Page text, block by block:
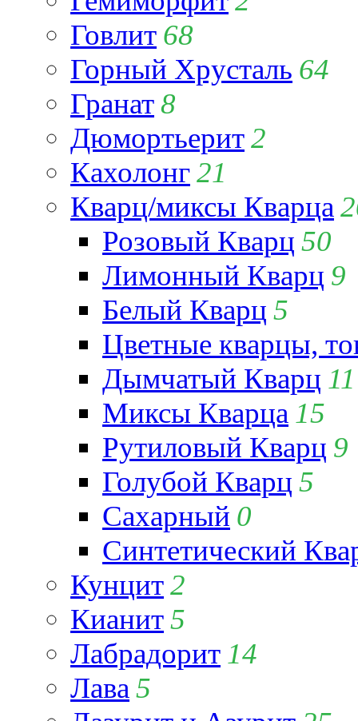
Говлит 68
Горный Хрусталь 64
Гранат8
Дюмортьерит2
Кахолонг21
Кварц/миксы Кварца
Розовый Кварц 50
Лимонный Кварц 9
Белый Кварц 5
Цветные кварцы,
Дымчатый Кварц 11
Миксы Кварца 15
Рутиловый Кварц 9
Голубой Кварц 5
Сахарный 0
Синтетический
Кунцит2
Кианит5
Лабрадорит 14
Лава 5